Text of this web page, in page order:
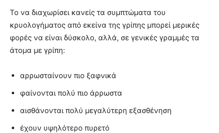
Το να διαχωρίσει κανείς τα συμπτώματα του
κρυολογήματος από εκείνα της γρίπης μπορεί μερικές
φορές να είναι δύσκολο, αλλά, σε γενικές γραμμές τα
άτομα με γρίπη:
αρρωσταίνουν πιο ξαφνικά
φαίνονται πολύ πιο άρρωστα
αισθάνονται πολύ μεγαλύτερη εξασθένηση
έχουν υψηλότερο πυρετό